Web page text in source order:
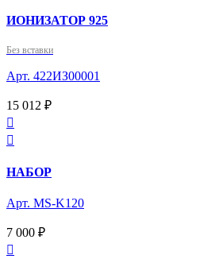
ИОНИЗАТОР 925
Без вставки
Арт. 422ИЗ00001
15 012 ₽


НАБОР
Арт. MS-K120
7 000 ₽
